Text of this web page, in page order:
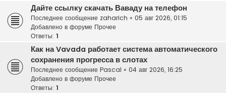
Дайте ссылку скачать Ваваду на телефон
Последнее сообщение zaharich « 05 авг 2026, 01:15
Добавлено в форуме Прочее
Ответы: 1
Как на Vavada работает система автоматического
сохранения прогресса в слотах
Последнее сообщение Pascal « 04 авг 2026, 16:25
Добавлено в форуме Прочее
Ответы: 1